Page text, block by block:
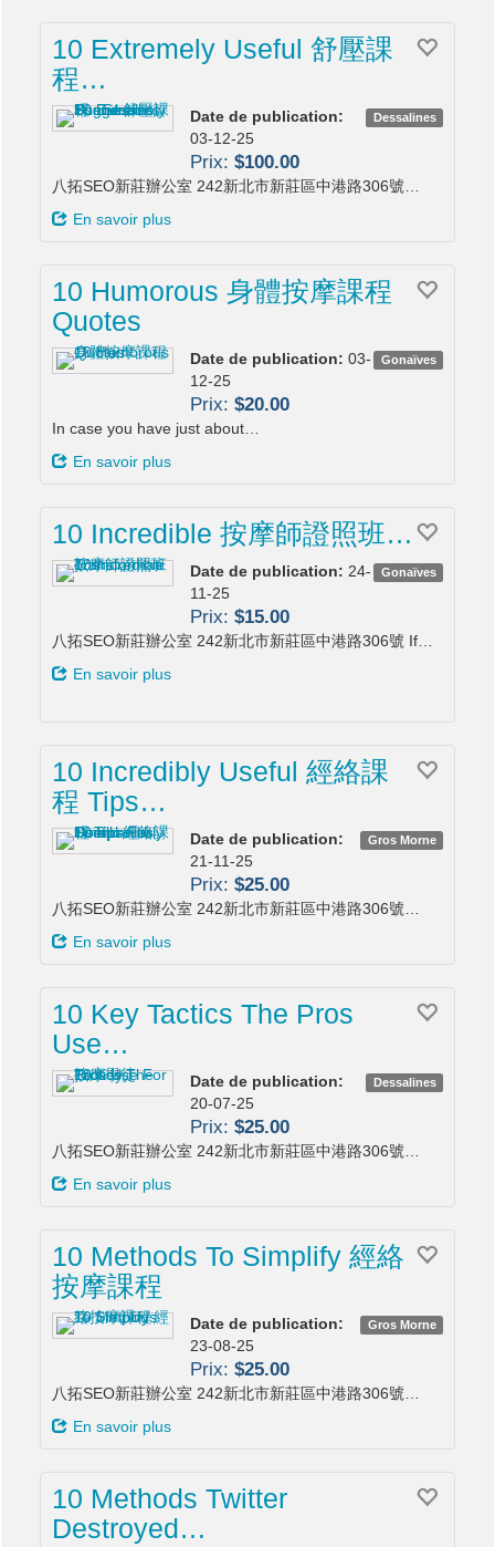
10 Extremely Useful 舒壓課
程…
Dessalines
Date de publication:
03-12-25
Prix: $100.00
八拓SEO新莊辦公室 242新北市新莊區中港路306號…
En savoir plus
10 Humorous 身體按摩課程
Quotes
Gonaïves
Date de publication: 03-
12-25
Prix: $20.00
In case you have just about…
En savoir plus
10 Incredible 按摩師證照班…
Gonaïves
Date de publication: 24-
11-25
Prix: $15.00
八拓SEO新莊辦公室 242新北市新莊區中港路306號 If…
En savoir plus
10 Incredibly Useful 經絡課
程 Tips…
Gros Morne
Date de publication:
21-11-25
Prix: $25.00
八拓SEO新莊辦公室 242新北市新莊區中港路306號…
En savoir plus
10 Key Tactics The Pros
Use…
Dessalines
Date de publication:
20-07-25
Prix: $25.00
八拓SEO新莊辦公室 242新北市新莊區中港路306號…
En savoir plus
10 Methods To Simplify 經絡
按摩課程
Gros Morne
Date de publication:
23-08-25
Prix: $25.00
八拓SEO新莊辦公室 242新北市新莊區中港路306號…
En savoir plus
10 Methods Twitter
Destroyed…